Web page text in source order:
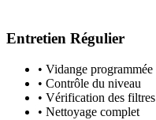
Entretien Régulier
• Vidange programmée
• Contrôle du niveau
• Vérification des filtres
• Nettoyage complet